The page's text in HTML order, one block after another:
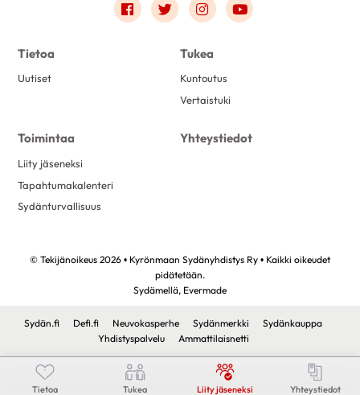
Tietoa Tukea Liity jäseneksi Yhteystiedot
Link to facebook
Link to twitter
Link to instagram
Link to youtube
Tietoa
Uutiset
Tukea
Kuntoutus
Vertaistuki
Toimintaa
Liity jäseneksi
Tapahtumakalenteri
Sydänturvallisuus
Yhteystiedot
© Tekijänoikeus 2026 • Kyrönmaan Sydänyhdistys Ry • Kaikki oikeudet
pidätetään.
Sydämellä, Evermade
Sydän.fi Defi.fi Neuvokasperhe Sydänmerkki
Sydänkauppa
Yhdistyspalvelu
Ammattilaisnetti